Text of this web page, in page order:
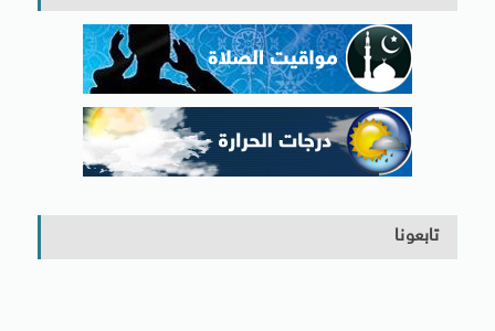
تابعونا